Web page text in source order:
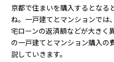
京都で住まいを購入するとなる
ね。一戸建てとマンションでは
宅ローンの返済額などが大きく
の一戸建てとマンション購入の
説していきます。